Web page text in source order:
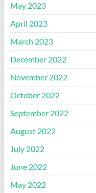
May 2023
April 2023
March 2023
December 2022
November 2022
October 2022
September 2022
August 2022
July 2022
June 2022
May 2022